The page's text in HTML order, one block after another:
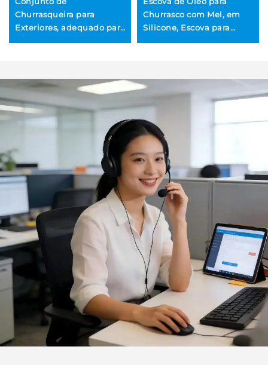
Churrasqueira para
Exteriores, adequado para
faca de cozinha com cabo
de madeira
Churrasco com Mel, em
Silicone, Escova para
em Bolos, Manteiga, Pães
e Confeitaria